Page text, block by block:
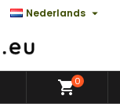
Nederlands 
0